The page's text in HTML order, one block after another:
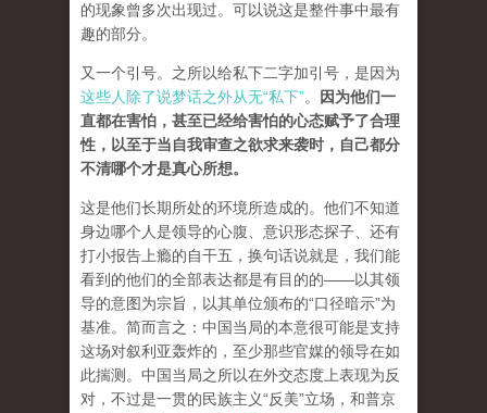
的现象曾多次出现过。可以说这是整件事中最有
趣的部分。
又一个引号。之所以给私下二字加引号，是因为
这些人除了说梦话之外从无“私下”。
因为他们一
直都在害怕，甚至已经给害怕的心态赋予了合理
性，以至于当自我审查之欲求来袭时，自己都分
不清哪个才是真心所想。
这是他们长期所处的环境所造成的。他们不知道
身边哪个人是领导的心腹、意识形态探子、还有
打小报告上瘾的自干五，换句话说就是，我们能
看到的他们的全部表达都是有目的的——以其领
导的意图为宗旨，以其单位颁布的“口径暗示”为
基准。简而言之：中国当局的本意很可能是支持
这场对叙利亚轰炸的，至少那些官媒的领导在如
此揣测。中国当局之所以在外交态度上表现为反
对，不过是一贯的民族主义“反美”立场，和普京